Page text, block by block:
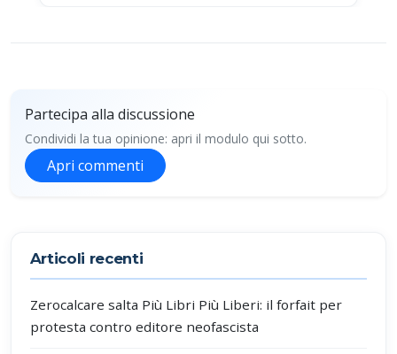
Partecipa alla discussione
Condividi la tua opinione: apri il modulo qui sotto.
Apri commenti
Articoli recenti
Zerocalcare salta Più Libri Più Liberi: il forfait per
protesta contro editore neofascista